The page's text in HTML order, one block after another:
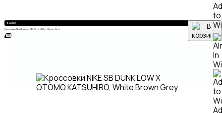
5 200₽
Кроссовки New Balance 530, Grey Matter Harbor Grey
to
ХИТ